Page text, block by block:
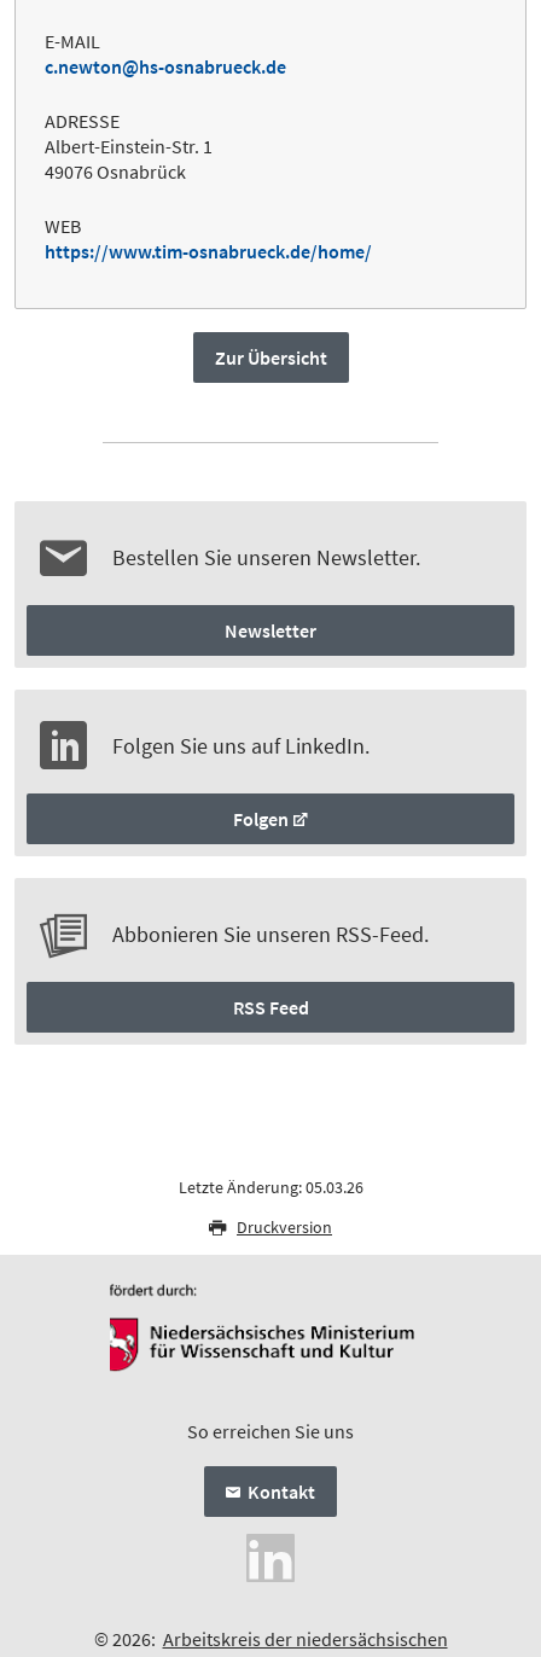
E-MAIL
c.newton@hs-osnabrueck.de
ADRESSE
Albert-Einstein-Str. 1
49076 Osnabrück
WEB
https://www.tim-osnabrueck.de/home/
Zur Übersicht
Bestellen Sie unseren Newsletter.
Newsletter
Folgen Sie uns auf LinkedIn.
Folgen
Abbonieren Sie unseren RSS-Feed.
RSS Feed
Letzte Änderung: 05.03.26
Druckversion
So erreichen Sie uns
Kontakt
© 2026: Arbeitskreis der niedersächsischen